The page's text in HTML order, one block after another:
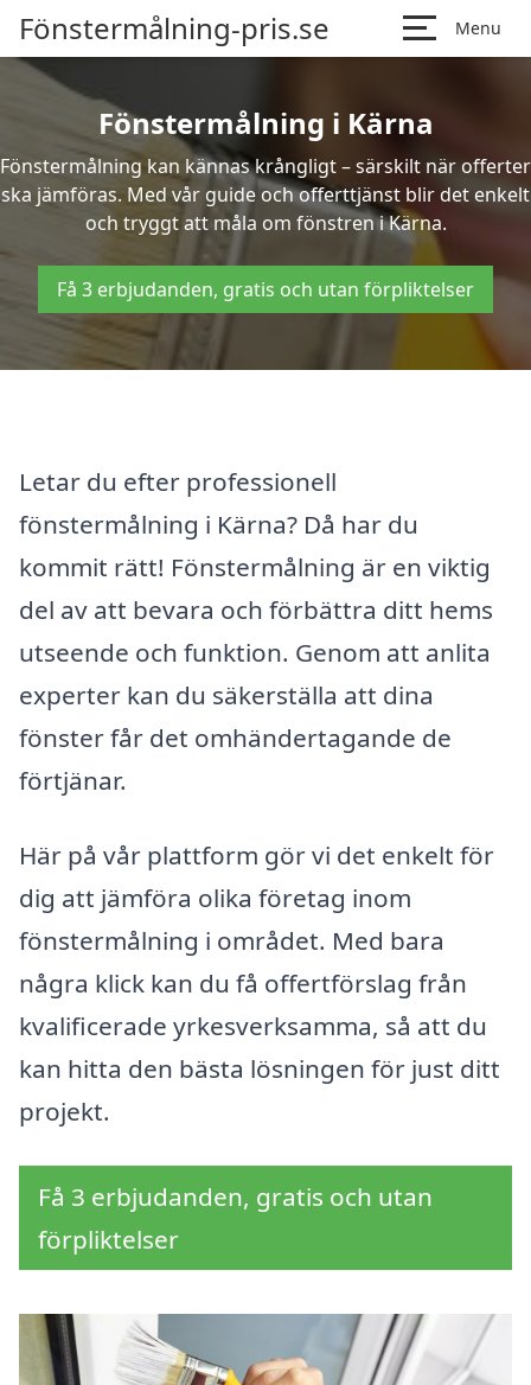
Fönstermålning-pris.se Menu
Fönstermålning i Kärna
Fönstermålning kan kännas krångligt – särskilt när offerter
ska jämföras. Med vår guide och offerttjänst blir det enkelt
och tryggt att måla om fönstren i Kärna.
Få 3 erbjudanden, gratis och utan förpliktelser
Letar du efter professionell
fönstermålning i Kärna? Då har du
kommit rätt! Fönstermålning är en viktig
del av att bevara och förbättra ditt hems
utseende och funktion. Genom att anlita
experter kan du säkerställa att dina
fönster får det omhändertagande de
förtjänar.
Här på vår plattform gör vi det enkelt för
dig att jämföra olika företag inom
fönstermålning i området. Med bara
några klick kan du få offertförslag från
kvalificerade yrkesverksamma, så att du
kan hitta den bästa lösningen för just ditt
projekt.
Få 3 erbjudanden, gratis och utan
förpliktelser